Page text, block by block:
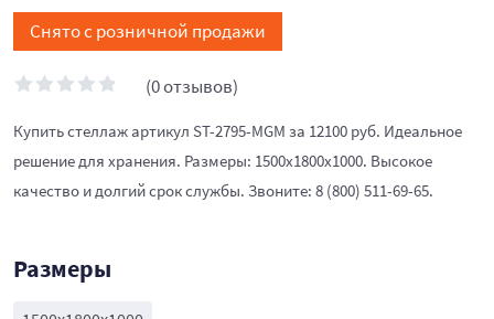
Снято с розничной продажи
(0 отзывов)
Купить стеллаж артикул ST-2795-MGM за 12100 руб. Идеальное
решение для хранения. Размеры: 1500x1800x1000. Высокое
качество и долгий срок службы. Звоните: 8 (800) 511-69-65.
Размеры